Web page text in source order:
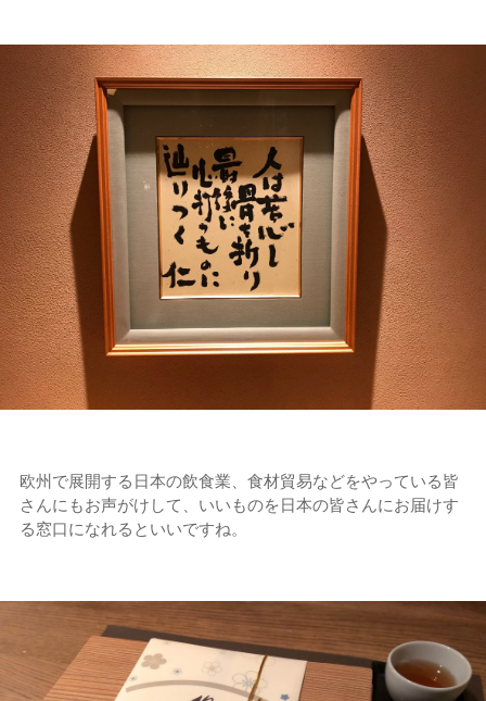
欧州で展開する日本の飲食業、食材貿易などをやっている皆
さんにもお声がけして、いいものを日本の皆さんにお届けす
る窓口になれるといいですね。